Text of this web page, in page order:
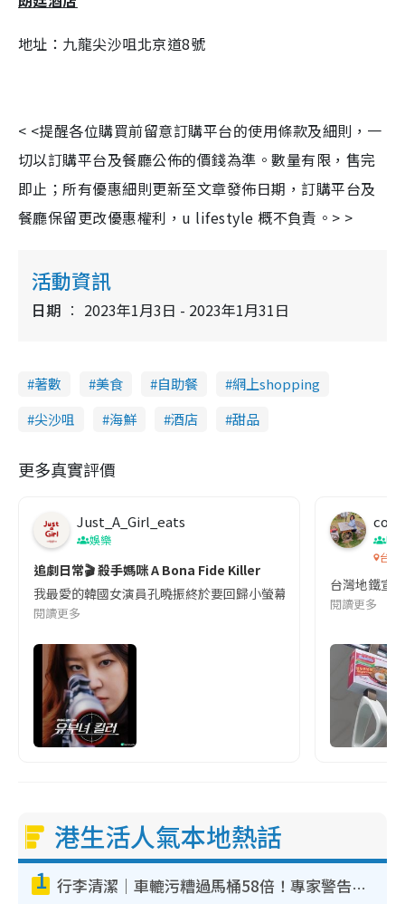
地址：九龍尖沙咀北京道8號
< <提醒各位購買前留意訂購平台的使用條款及細則，一
切以訂購平台及餐廳公佈的價錢為準。數量有限，售完
即止；所有優惠細則更新至文章發佈日期，訂購平台及
餐廳保留更改優惠權利，u lifestyle 概不負責。> >
活動資訊
日期 2023年1月3日 - 2023年1月31日
著數 美食 自助餐
網上shopping
尖沙咀
海鮮 酒店 甜品
更多真實評價
Just_A_Girl_eats
娛樂
追劇日常🎬 殺手媽咪 A Bona Fide Killer
我最愛的韓國女演員孔曉振終於要回歸小螢幕啦!這次的劇本改編
閱讀更多
co
吹
台灣
台灣地鐵宣
閱讀更多
港生活人氣本地熱話
1 行李清潔｜車轆污糟過馬桶58倍！專家警告忌用酒精抹 教1招免污手除菌